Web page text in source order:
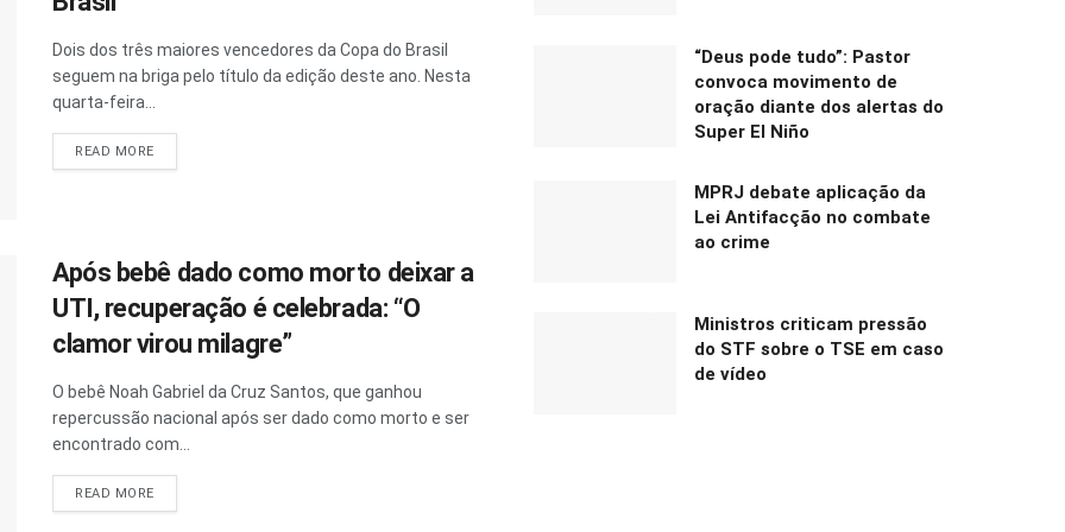
Dois dos três maiores vencedores da Copa do Brasil
seguem na briga pelo título da edição deste ano. Nesta
quarta-feira...
READ MORE
Após bebê dado como morto deixar a
UTI, recuperação é celebrada: “O
clamor virou milagre”
O bebê Noah Gabriel da Cruz Santos, que ganhou
repercussão nacional após ser dado como morto e ser
encontrado com...
READ MORE
“Deus pode tudo”: Pastor
convoca movimento de
oração diante dos alertas do
Super El Niño
MPRJ debate aplicação da
Lei Antifacção no combate
ao crime
Ministros criticam pressão
do STF sobre o TSE em caso
de vídeo